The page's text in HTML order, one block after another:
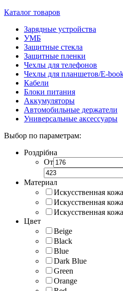
Каталог товаров
Зарядные устройства
УМБ
Защитные стекла
Защитные пленки
Чехлы для телефонов
Чехлы для планшетов/E-
Кабели
Блоки питания
Аккумуляторы
Автомобильные держатели
Универсальные аксессуары
Выбор по параметрам:
Роздрібна
От
Материал
Искусственная
Искусственная
Искусственная
Цвет
Beige
Black
Blue
Dark Blue
Green
Orange